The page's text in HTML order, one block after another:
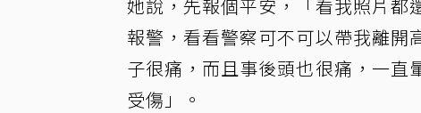
她說，先報個平安，「看我照片都
報警，看看警察可不可以帶我離開
子很痛，而且事後頭也很痛，一直
受傷」。